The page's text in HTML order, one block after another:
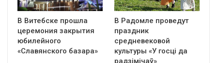
В Витебске прошла
церемония закрытия
юбилейного
«Славянского базара»
В Радомле проведут
праздник
средневековой
культуры «У госці да
радзімічаў»